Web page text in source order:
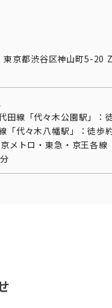
京都渋谷区神山町5-20
田線「代々木公園駅」：
「代々木八幡駅」：徒歩
メトロ・東急・京王各線